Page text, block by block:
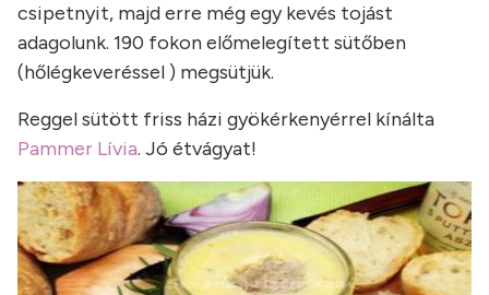
csipetnyit, majd erre még egy kevés tojást
adagolunk. 190 fokon előmelegített sütőben
(hőlégkeveréssel ) megsütjük.
Reggel sütött friss házi gyökérkenyérrel kínálta
Pammer Lívia. Jó étvágyat!